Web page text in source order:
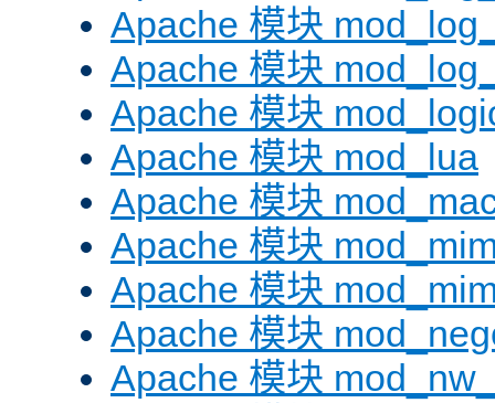
Apache 模块
Apache 模块
Apache 模块
Apache 模块 mod_lua
Apache 模块
Apache 模块
Apache 模块
Apache 模块
Apache 模块